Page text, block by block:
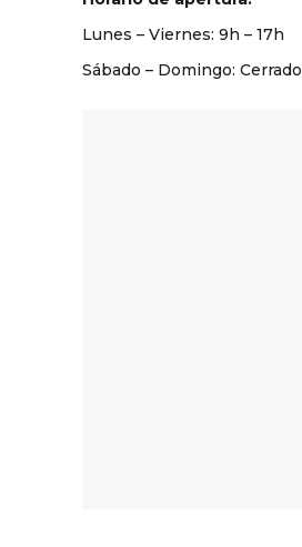
Lunes – Viernes: 9 h – 17h
Sábado – Domingo: Cerrado